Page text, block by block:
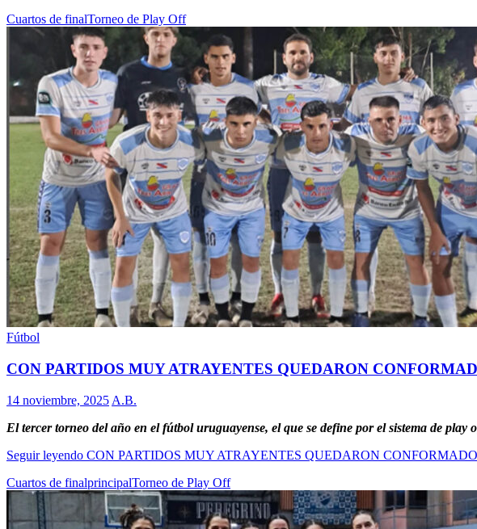
Cuartos de finalTorneo de Play Off
Fútbol
CON PARTIDOS MUY ATRAYENTES QUEDARON
14 noviembre, 2025 A.B.
El tercer torneo del año en el fútbol uruguayense, el que se define por el sistema de
Seguir leyendo CON PARTIDOS MUY ATRAYENTES QUEDARON
Cuartos de finalprincipalTorneo de Play Off